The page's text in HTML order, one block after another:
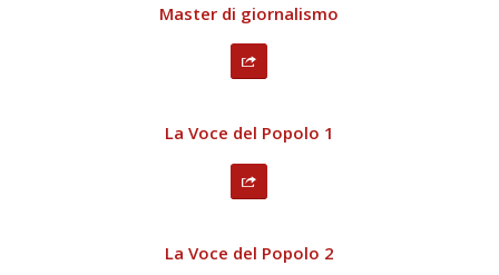
Master di giornalismo
La Voce del Popolo 1
La Voce del Popolo 2